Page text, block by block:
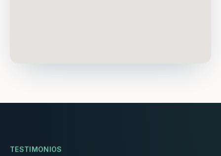
TESTIMONIOS